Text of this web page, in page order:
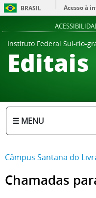
BRASIL
Acesso à
Instituto Federal Sul-rio-
Editais
☰ MENU
Câmpus Santana do
Chamadas